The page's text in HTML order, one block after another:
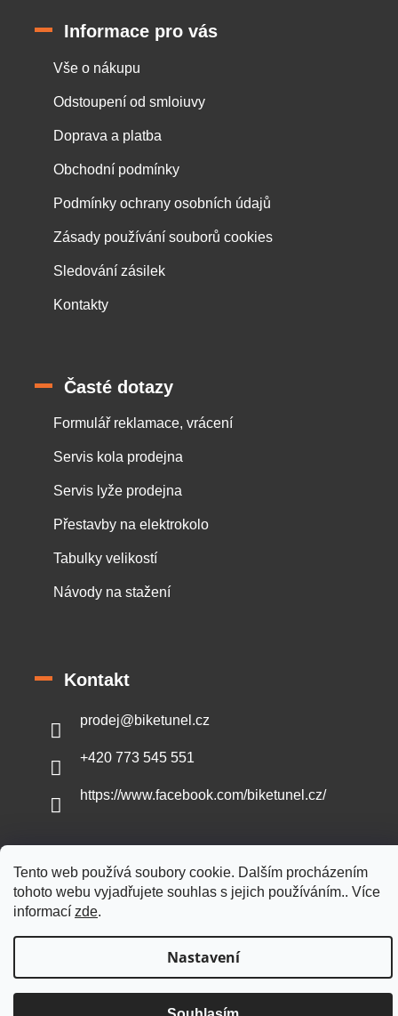
Tento web používá soubory cookie. Dalším procházením
tohoto webu vyjadřujete souhlas s jejich používáním.. Více
informací zde.
Nastavení
Informace pro vás
Vše o nákupu
Odstoupení od smloiuvy
Doprava a platba
Obchodní podmínky
Podmínky ochrany osobních údajů
Zásady používání souborů cookies
Sledování zásilek
Kontakty
Časté dotazy
Formulář reklamace, vrácení
Servis kola prodejna
Servis lyže prodejna
Přestavby na elektrokolo
Tabulky velikostí
Návody na stažení
Kontakt
prodej@biketunel.cz
+420 773 545 551
https://www.facebook.com/biketunel.cz/
Vytvořil Shoptet